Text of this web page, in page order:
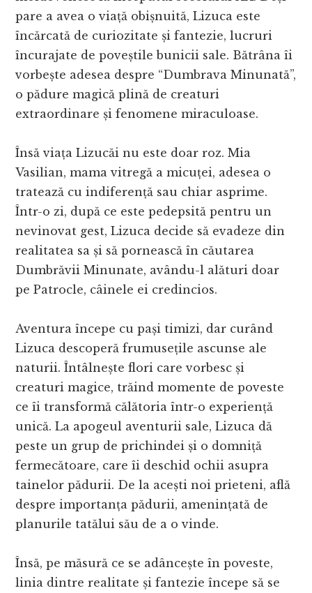
pare a avea o viață obișnuită, Lizuca este
încărcată de curiozitate și fantezie, lucruri
încurajate de poveștile bunicii sale. Bătrâna îi
vorbește adesea despre “Dumbrava Minunată”,
o pădure magică plină de creaturi
extraordinare și fenomene miraculoase.
Însă viața Lizucăi nu este doar roz. Mia
Vasilian, mama vitregă a micuței, adesea o
tratează cu indiferență sau chiar asprime.
Într-o zi, după ce este pedepsită pentru un
nevinovat gest, Lizuca decide să evadeze din
realitatea sa și să pornească în căutarea
Dumbrăvii Minunate, avându-l alături doar
pe Patrocle, câinele ei credincios.
Aventura începe cu pași timizi, dar curând
Lizuca descoperă frumusețile ascunse ale
naturii. Întâlnește flori care vorbesc și
creaturi magice, trăind momente de poveste
ce îi transformă călătoria într-o experiență
unică. La apogeul aventurii sale, Lizuca dă
peste un grup de prichindei și o domniță
fermecătoare, care îi deschid ochii asupra
tainelor pădurii. De la acești noi prieteni, află
despre importanța pădurii, amenințată de
planurile tatălui său de a o vinde.
Însă, pe măsură ce se adâncește în poveste,
linia dintre realitate și fantezie începe să se